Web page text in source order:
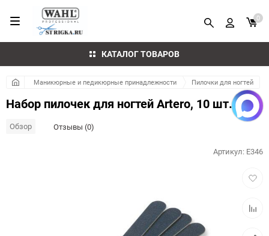
КАТАЛОГ ТОВАРОВ
0
Маникюрные и педикюрные принадлежности Пилочки для ногтей
Набор пилочек для ногтей Artero, 10 шт.
Обзор Отзывы (0)
Артикул: E346